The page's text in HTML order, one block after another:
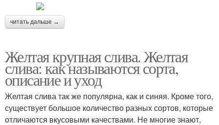
читать дальше →
Желтая крупная слива. Желтая
слива: как называются сорта,
описание и уход
Желтая слива так же популярна, как и синяя. Кроме того,
существует большое количество разных сортов, которые
отличаются вкусовыми качествами. Не многие знают,